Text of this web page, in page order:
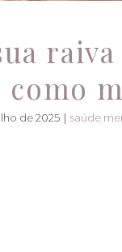
como
de 2025 | saúde